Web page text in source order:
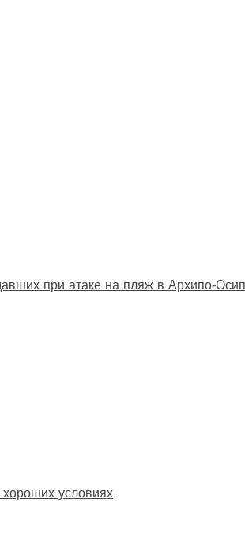
при атаке на пляж в
условиях